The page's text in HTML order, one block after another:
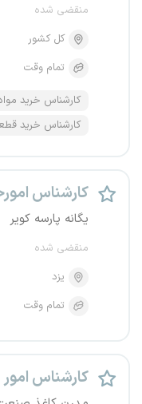
منقضی شده
کل کشور
تمام وقت
کارشناس خرید
کارشناس خرید
کارشناس
یگانه پارسه کویر
منقضی شده
یزد
تمام وقت
کارشناس امور